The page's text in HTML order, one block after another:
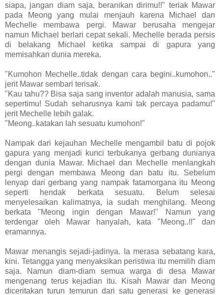
siapa, jangan diam saja, beranikan dirimu!!" teriak Mawar
pada Meong yang mulai menjauh karena Michael dan
Mechelle membawa pergi. Mawar berusaha mengejar
namun Michael berlari cepat sekali. Mechelle berada persis
di belakang Michael ketika sampai di gapura yang
memisahkan dunia mereka.
"Kumohon Mechelle..tidak dengan cara begini..kumohon.."
jerit Mawar sembari terisak.
"Kau tahu?? Bisa saja sang inventor adalah manusia, sama
sepertimu! Sudah seharusnya kami tak percaya padamu!"
jerit Mechelle lebih galak.
"Meong..katakan lah sesuatu kumohon!"
Nampak dari kejauhan Mechelle mengambil batu di pojok
gapura yang menjadi kunci terbukanya gerbang dunianya
dengan dunia Mawar. Michael dan Mechelle menlangkah
pergi dengan membawa Meong dan batu itu. Sebelum
lenyap dari gerbang yang nampak fatamorgana itu Meong
seperti hendak berkata sesuatu. Belum selesai
menyelesaikan kalimatnya, ia sudah menghilang. Meong
berkata "Meong ingin dengan Mawar!" Namun yang
terdengar oleh Mawar hanyalah, kata "Meong..!!" dan
eramannya.
Mawar menangis sejadi-jadinya. Ia merasa sebatang kara,
kini. Tetangga yang menyaksikan peristiwa itu memilih diam
saja. Namun diam-diam semua warga di desa Mawar
mengenang terus kejadian itu. Kisah Mawar dan Meong
diceritakan turun temurun dari satu generasi ke generasi